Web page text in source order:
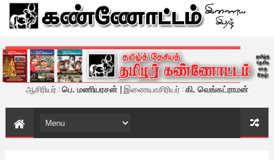
கண்ணோட்டம் - இணைய இதழ்
ஆசிரியர் :பெ. மணியரசன் | இணையாசிரியர் :கி. வெங்கட்ராமன்